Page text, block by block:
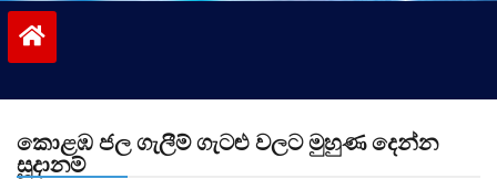
කොළඹ ජල ගැලීම් ගැටළු වලට මුහුණ දෙන්න
සූදානම්